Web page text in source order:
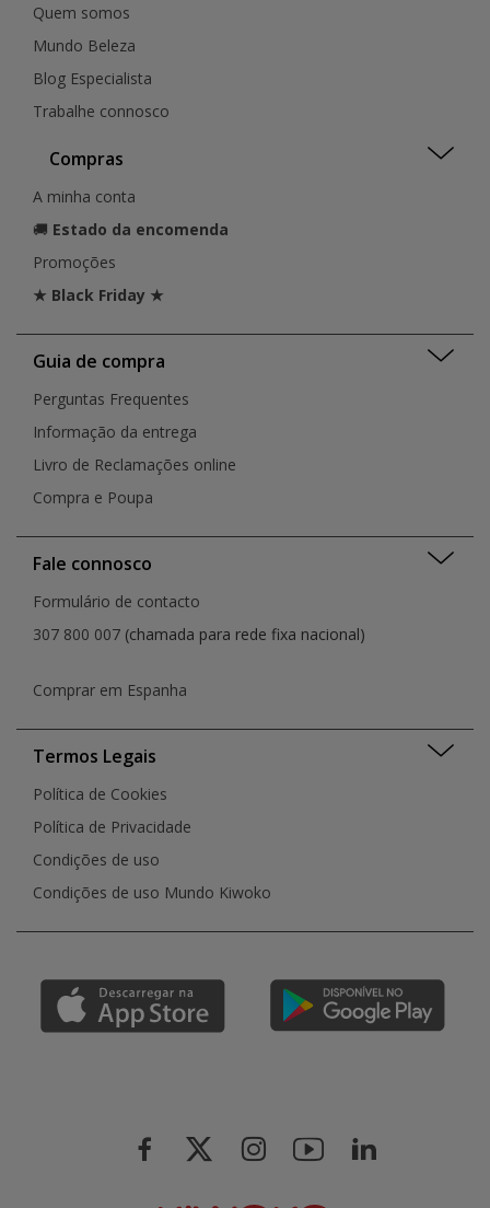
Quem somos
Mundo Beleza
Blog Especialista
Trabalhe connosco
Compras
A minha conta
🚚 Estado da encomenda
Promoções
★ Black Friday ★
Guia de compra
Perguntas Frequentes
Informação da entrega
Livro de Reclamações online
Compra e Poupa
Fale connosco
Formulário de contacto
307 800 007 (chamada para rede fixa nacional)
Comprar em Espanha
Termos Legais
Política de Cookies
Política de Privacidade
Condições de uso
Condições de uso Mundo Kiwoko